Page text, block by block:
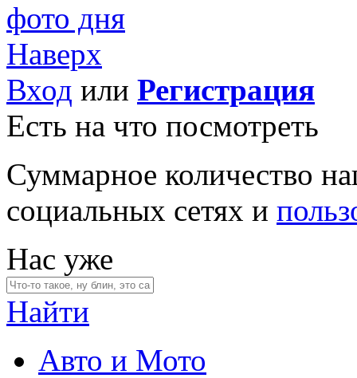
фото дня
Наверх
Вход или Регистрация
Есть на что посмотреть
Суммарное количество
социальных сетях и
Нас уже
Найти
Авто и Мото